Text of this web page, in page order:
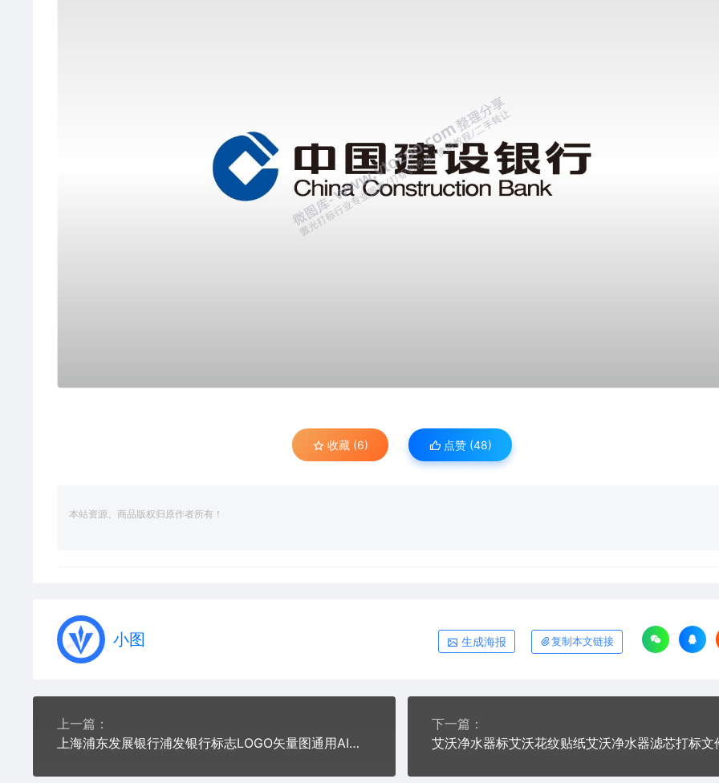
收藏 (6) 点赞 (48)
本站资源、商品版权归原作者所有！
小图 生成海报 复制本文链接
上一篇：
上海浦东发展银行浦发银行标志LOGO矢量图通用AI档激光打标图档文件
下一篇：
艾沃净水器标艾沃花纹贴纸艾沃净水器滤芯打标文